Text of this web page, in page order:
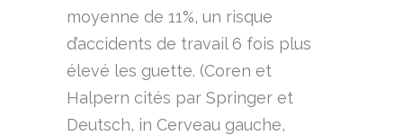
moyenne de 11%, un risque
d’accidents de travail 6 fois plus
élevé les guette. (Coren et
Halpern cités par Springer et
Deutsch, in Cerveau gauche,